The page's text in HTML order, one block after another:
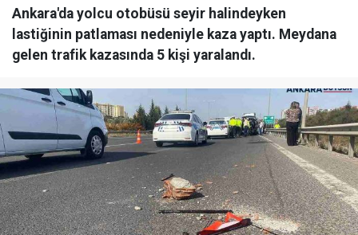
Ankara'da yolcu otobüsü seyir halindeyken
lastiğinin patlaması nedeniyle kaza yaptı. Meydana
gelen trafik kazasında 5 kişi yaralandı.